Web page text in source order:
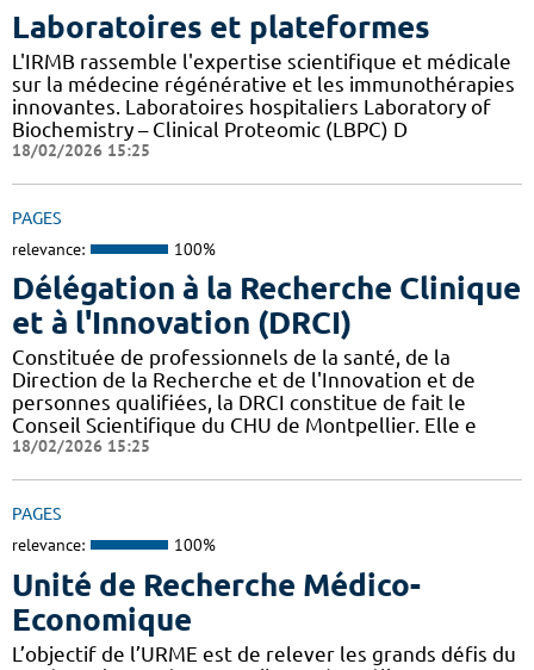
Laboratoires et plateformes
L'IRMB rassemble l'expertise scientifique et médicale
sur la médecine régénérative et les immunothérapies
innovantes. Laboratoires hospitaliers Laboratory of
Biochemistry – Clinical Proteomic (LBPC) D
18/02/2026 15:25
PAGES
relevance: 100%
Délégation à la Recherche Clinique
et à l'Innovation (DRCI)
Constituée de professionnels de la santé, de la
Direction de la Recherche et de l'Innovation et de
personnes qualifiées, la DRCI constitue de fait le
Conseil Scientifique du CHU de Montpellier. Elle e
18/02/2026 15:25
PAGES
relevance: 100%
Unité de Recherche Médico-
Economique
L’objectif de l’URME est de relever les grands défis du